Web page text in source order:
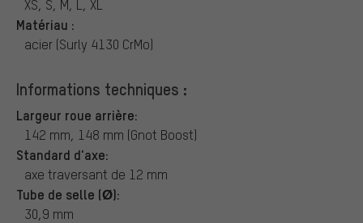
XS, S, M, L, XL
Matériau :
acier (Surly 4130 CrMo)
Informations techniques :
Largeur roue arrière:
142 mm, 148 mm (Gnot Boost)
Standard d'axe:
axe traversant de 12 mm
Tube de selle (Ø):
30,9 mm